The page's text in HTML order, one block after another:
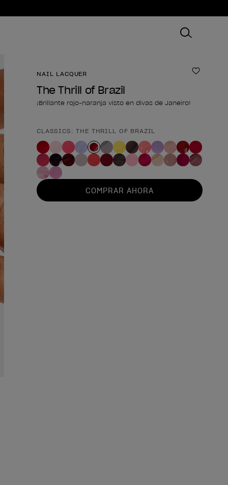
NAIL LACQUER Añadir
The Thrill of Brazil
¡Brillante rojo-naranja visto en divas de Janeiro!
Forma del producto
CLASSICS: THE THRILL OF BRAZIL
COMPRAR AHORA